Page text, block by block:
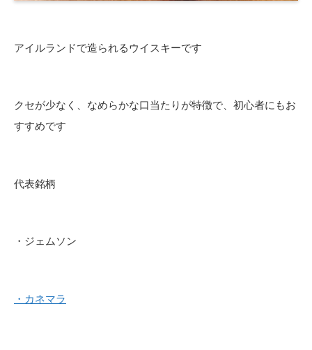
アイルランドで造られるウイスキーです
クセが少なく、なめらかな口当たりが特徴で、初心者にもお
すすめです
代表銘柄
・ジェムソン
・カネマラ